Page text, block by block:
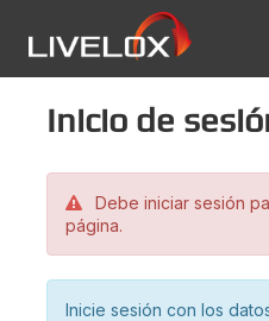
Inicio de
Debe iniciar sesión
página.
Inicie sesión con los